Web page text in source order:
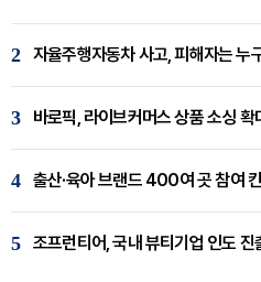
2 자율주행자동차 사고, 피해자는 누
3 바로픽, 라이브커머스 상품 소싱 확
4 출산·육아 브랜드 400여 곳 참여
5 조프런티어, 국내 뷰티기업 인도 진